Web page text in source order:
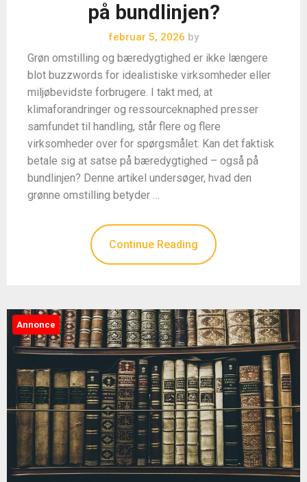
på bundlinjen?
februar 5, 2026 by
Grøn omstilling og bæredygtighed er ikke længere
blot buzzwords for idealistiske virksomheder eller
miljøbevidste forbrugere. I takt med, at
klimaforandringer og ressourceknaphed presser
samfundet til handling, står flere og flere
virksomheder over for spørgsmålet: Kan det faktisk
betale sig at satse på bæredygtighed – også på
bundlinjen? Denne artikel undersøger, hvad den
grønne omstilling betyder …
Continue Reading
Annonce